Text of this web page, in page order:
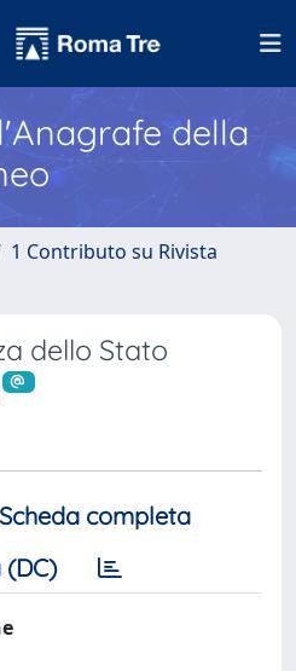
della
1 Contributo su Rivista
dello Stato
Scheda completa